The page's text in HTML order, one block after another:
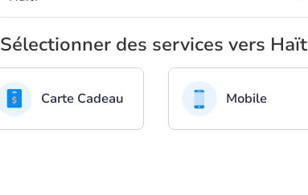
Sélectionner des services vers
Carte Cadeau Mobile